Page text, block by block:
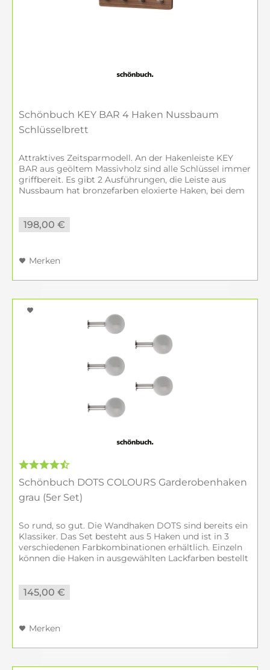
Schönbuch KEY BAR 4 Haken Nussbaum
Schlüsselbrett
Attraktives Zeitsparmodell. An der Hakenleiste KEY
BAR aus geöltem Massivholz sind alle Schlüssel immer
griffbereit. Es gibt 2 Ausführungen, die Leiste aus
Nussbaum hat bronzefarben eloxierte Haken, bei dem
198,00 €
Merken
Schönbuch DOTS COLOURS Garderobenhaken
grau (5er Set)
So rund, so gut. Die Wandhaken DOTS sind bereits ein
Klassiker. Das Set besteht aus 5 Haken und ist in 3
verschiedenen Farbkombinationen erhältlich. Einzeln
können die Haken in ausgewählten Lackfarben bestellt
145,00 €
Merken